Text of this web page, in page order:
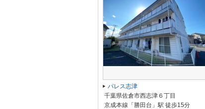
パレス志津
千葉県佐倉市西志津６丁目
京成本線「勝田台」駅 徒歩15分